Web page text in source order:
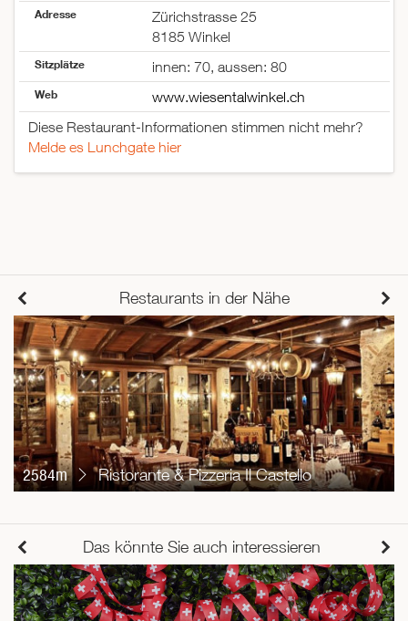
Adresse
Zürichstrasse 25
8185 Winkel
Sitzplätze innen: 70, aussen: 80
Web
www.wiesentalwinkel.ch
Diese Restaurant-Informationen stimmen nicht mehr?
Melde es Lunchgate hier
Restaurants in der Nähe
2584m Ristorante & Pizzeria Il Castello
Das könnte Sie auch interessieren